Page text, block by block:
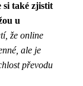
si také zjistit
u
že online
ale je
převodu